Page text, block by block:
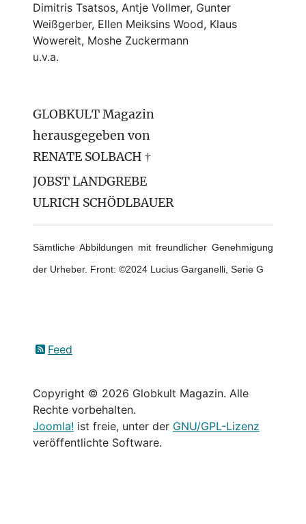
Dimitris Tsatsos, Antje Vollmer, Gunter
Weißgerber, Ellen Meiksins Wood, Klaus
Wowereit, Moshe Zuckermann
u.v.a.
GLOBKULT Magazin
herausgegeben von
RENATE SOLBACH †
JOBST LANDGREBE
ULRICH SCHÖDLBAUER
Sämtliche Abbildungen mit freundlicher Genehmigung
der Urheber. Front: ©2024 Lucius Garganelli, Serie G
Feed
Copyright © 2026 Globkult Magazin. Alle
Rechte vorbehalten.
Joomla! ist freie, unter der GNU/GPL-Lizenz
veröffentlichte Software.